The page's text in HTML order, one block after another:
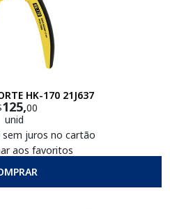
HK-170 21J637
125,00
unid
sem juros no cartão
aos favoritos